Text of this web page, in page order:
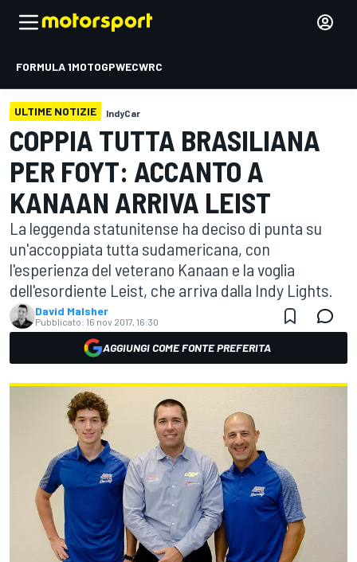
FORMULA 1MOTOGPWECWRC
ULTIME NOTIZIE IndyCar
COPPIA TUTTA BRASILIANA
PER FOYT: ACCANTO A
KANAAN ARRIVA LEIST
La leggenda statunitense ha deciso di punta su
un'accoppiata tutta sudamericana, con
l'esperienza del veterano Kanaan e la voglia
dell'esordiente Leist, che arriva dalla Indy Lights.
David Malsher
Pubblicato: 16 nov 2017, 16:30
AGGIUNGI COME FONTE PREFERITA